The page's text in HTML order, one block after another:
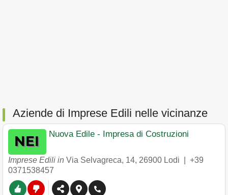
Aziende di Imprese Edili nelle vicinanze
Nuova Edile - Impresa di Costruzioni
Imprese Edili in Via Selvagreca, 14, 26900 Lodi
+39
0371538457